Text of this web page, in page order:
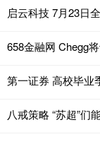
启云科技 7月23日
658金融网 Chegg
第一证券 高校毕业
八戒策略 “苏超”们